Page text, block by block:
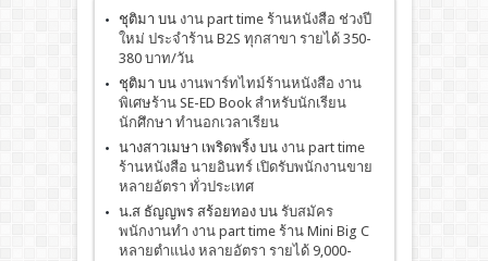
ชุติมา บน งาน part time ร้านหนังสือ ช่วงปี
ใหม่ ประจำร้าน B2S ทุกสาขา รายได้ 350-
380 บาท/วัน
ชุติมา บน งานพาร์ทไทม์ร้านหนังสือ งาน
พิเศษร้าน SE-ED Book สำหรับนักเรียน
นักศึกษา ทำนอกเวลาเรียน
นางสาวเมษา เพริดพริ้งบน งาน part time
ร้านหนังสือ นายอินทร์ เปิดรับพนักงานขาย
หลายอัตรา ทั่วประเทศ
น.ส ธัญญพร สร้อยทองบน รับสมัคร
พนักงานทำ งาน part time ร้าน Mini Big C
หลายตำแน่ง หลายอัตรา รายได้ 9,000-